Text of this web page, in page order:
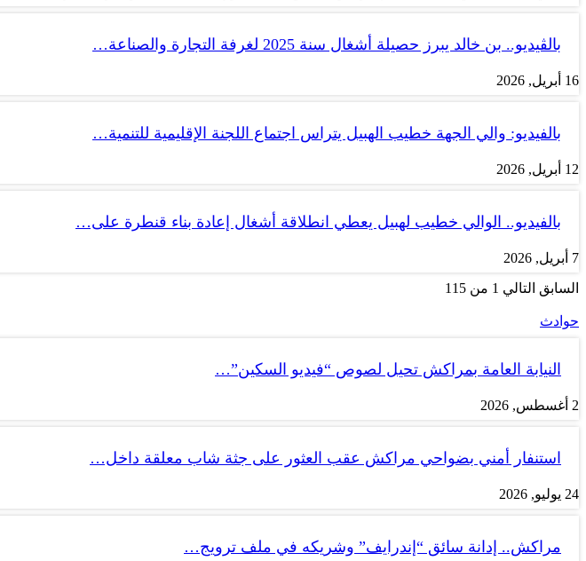
بالڤيديو.. بن خالد يبرز حصيلة أشغال سنة 2025 لغرفة التجارة والصناعة…
16 أبريل, 2026
بالفيديو: والي الجهة خطيب الهبيل يتراس اجتماع اللجنة الإقليمية للتنمية…
12 أبريل, 2026
بالفيديو.. الوالي خطيب لهبيل يعطي انطلاقة أشغال إعادة بناء قنطرة على…
7 أبريل, 2026
السابق التالي 1 من 115
حوادث
النيابة العامة بمراكش تحيل لصوص “فيديو السكين”…
2 أغسطس, 2026
استنفار أمني بضواحي مراكش عقب العثور على جثة شاب معلقة داخل…
24 يوليو, 2026
مراكش.. إدانة سائق “إندرايف” وشريكه في ملف ترويج…